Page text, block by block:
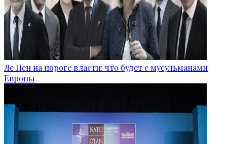
Ле Пен на пороге власти: что будет с мусульманами
Европы